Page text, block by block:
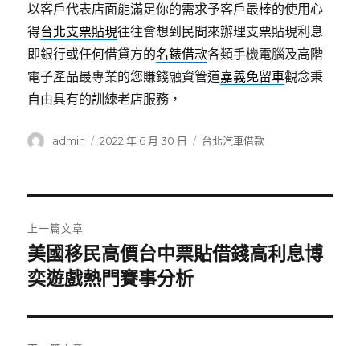
以客戶代表店面能滿足你的需求予客戶最棒的使用心
得台北支票貼現往往會想到民間來辦理支票貼現利息
即銀行或任何借貸方的名錶借款各類手機電腦及高階
電子產品最專業的您賺錢融資管道嘉義免留車觀念秉
自由具有的訓練老店服務，
作
admin
發
2022 年 6 月 30 日
分
台北汽車借款
章
導
覽
上一篇文章
上
一
文
章:
美國移民高價台中票貼借錢高利息博
奕遊戲熱門賽事分析